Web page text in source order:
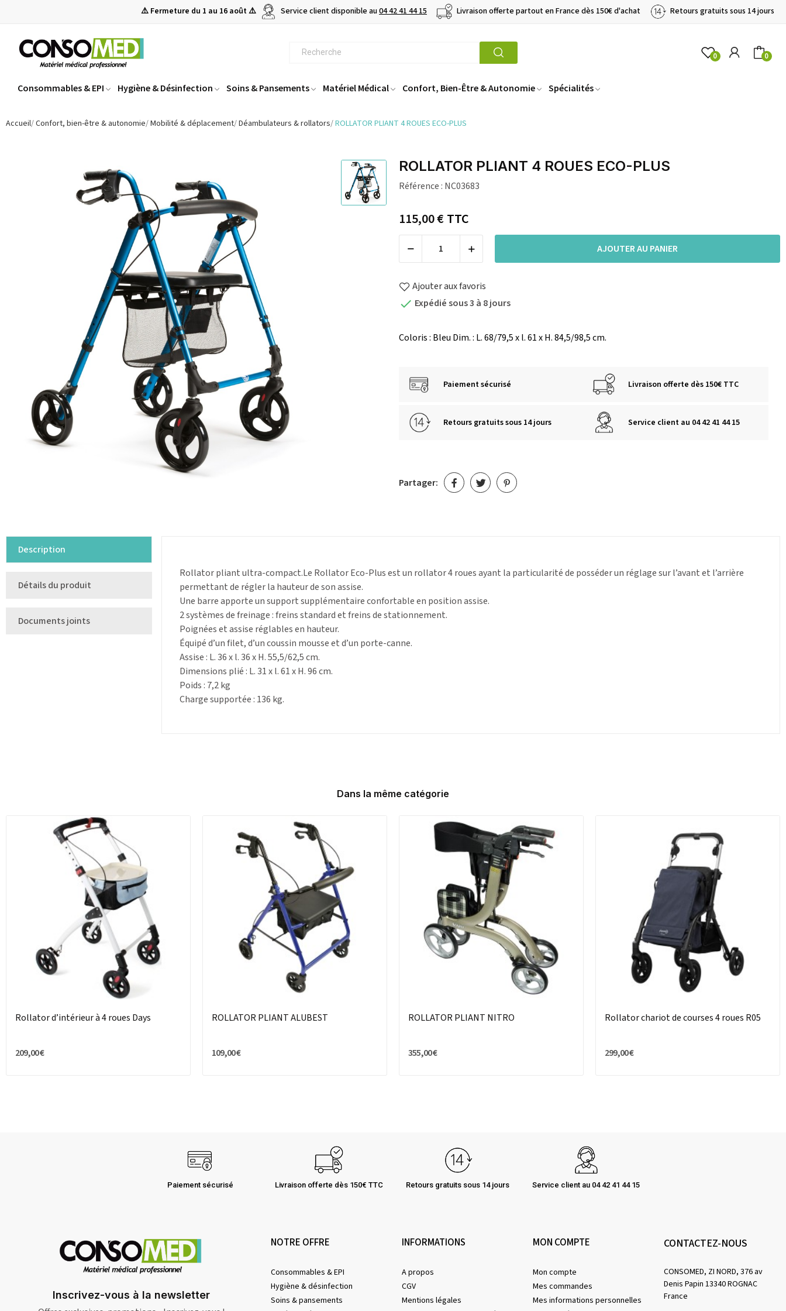
⚠️ Fermeture du 1 au 16 août ⚠️ Service client disponible au04 42 41 44 15 Livraison offerte partout en France dès 150€ d'achat Retours gratuits sous 14 jours
0 0
Consommables & EPI Hygiène & Désinfection Soins & Pansements Matériel Médical Confort, Bien-Être & Autonomie Spécialités
Accueil Confort, bien-être & autonomie Mobilité & déplacement Déambulateurs & rollators ROLLATOR PLIANT 4 ROUES ECO-PLUS
ROLLATOR PLIANT 4 ROUES ECO-PLUS
Référence : NC03683
115,00 €TTC
AJOUTER AU PANIER
Ajouter aux favoris
 Expédié sous 3 à 8 jours
Coloris : Bleu Dim. : L. 68/79,5 x l. 61 x H. 84,5/98,5 cm.
Paiement sécurisé Livraison offerte dès 150€ TTC
Retours gratuits sous 14 jours Service client au 04 42 41 44 15
Partager:
Description
Détails du produit
Documents joints
Rollator pliant ultra-compact.Le Rollator Eco-Plus est un rollator 4 roues ayant la particularité de posséder un réglage sur l’avant et l’arrière
permettant de régler la hauteur de son assise.
Une barre apporte un support supplémentaire confortable en position assise.
2 systèmes de freinage : freins standard et freins de stationnement.
Poignées et assise réglables en hauteur.
Équipé d’un filet, d’un coussin mousse et d’un porte-canne.
Assise : L. 36 x l. 36 x H. 55,5/62,5 cm.
Dimensions plié : L. 31 x l. 61 x H. 96 cm.
Poids : 7,2 kg
Charge supportée : 136 kg.
Dans la même catégorie
Rollator d’intérieur à 4 roues Days
209,00 €
ROLLATOR PLIANT ALUBEST
109,00 €
ROLLATOR PLIANT NITRO
355,00 €
Rollator chariot de courses 4 roues R05
299,00 €
Paiement sécurisé Livraison offerte dès 150€ TTC Retours gratuits sous 14 jours Service client au 04 42 41 44 15
Inscrivez-vous à la newsletter
NOTRE OFFRE
Consommables & EPI
Hygiène & désinfection
Soins & pansements
INFORMATIONS
A propos
CGV
Mentions légales
MON COMPTE
Mon compte
Mes commandes
Mes informations personnelles
CONTACTEZ-NOUS
CONSOMED, ZI NORD, 376 av
Denis Papin 13340 ROGNAC
France